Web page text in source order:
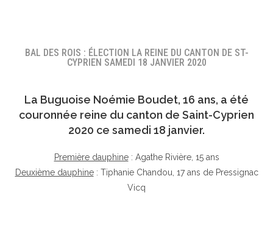
BAL DES ROIS : ÉLECTION LA REINE DU CANTON DE ST-
CYPRIEN SAMEDI 18 JANVIER 2020
La Buguoise Noémie Boudet, 16 ans, a été
couronnée reine du canton de Saint-Cyprien
2020 ce samedi 18 janvier.
Première dauphine: Agathe Rivière, 15 ans
Deuxième dauphine: Tiphanie Chandou, 17 ans de Pressignac
Vicq